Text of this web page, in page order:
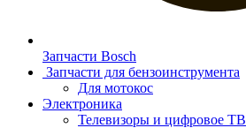
Запчасти Bosch
Запчасти для бензоинструмента
Для мотокос
Электроника
Телевизоры и цифровое ТВ